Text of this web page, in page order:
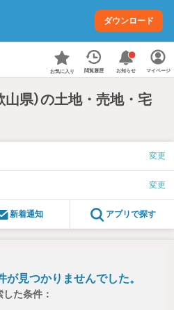
ダウンロード
お気に入り 閲覧履歴 お知らせ マイページ
山県）の土地・売地・宅
変更
変更
新着通知 アプリで探す
見つかりませんでした。
した条件：